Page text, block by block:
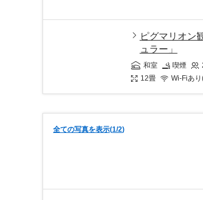
ピグマリオ
ュラー」
和室 喫煙
12畳 Wi-Fiあ
全ての写真を表示(1/2)